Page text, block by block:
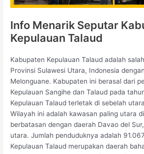
Info Menarik Seputar
Kepulauan Talaud
Kabupaten Kepulauan Talaud adalah
Provinsi Sulawesi Utara, Indonesia
Melonguane. Kabupaten ini berasal dari
Kepulauan Sangihe dan Talaud pada
Kepulauan Talaud terletak di sebelah
Wilayah ini adalah kawasan paling utara
berbatasan dengan daerah Davao del
utara. Jumlah penduduknya adalah
Kepulauan Talaud merupakan daerah